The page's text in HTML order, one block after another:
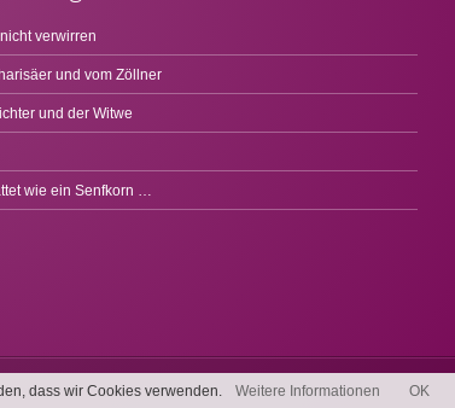
verwirren
und vom Zöllner
und der Witwe
wie ein Senfkorn …
dass wir Cookies verwenden. Weitere Informationen OK